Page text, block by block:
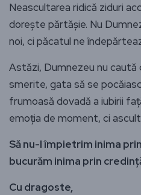
Neascultarea ridică ziduri
dorește părtășie. Nu
noi, ci păcatul ne
Astăzi, Dumnezeu nu caută
smerite, gata să se
frumoasă dovadă a iubirii
emoția de moment, ci
Să nu-I împietrim inima
bucurăm inima prin
Cu dragoste,